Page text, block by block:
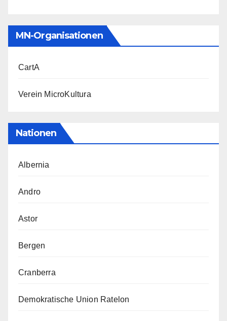
MN-Organisationen
CartA
Verein MicroKultura
Nationen
Albernia
Andro
Astor
Bergen
Cranberra
Demokratische Union Ratelon